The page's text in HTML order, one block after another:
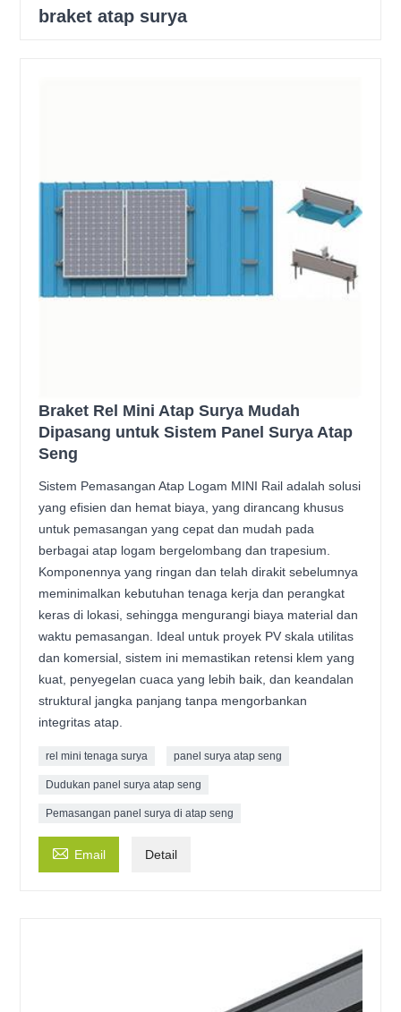
braket atap surya
Braket Rel Mini Atap Surya Mudah
Dipasang untuk Sistem Panel Surya Atap
Seng
Sistem Pemasangan Atap Logam MINI Rail adalah solusi
yang efisien dan hemat biaya, yang dirancang khusus
untuk pemasangan yang cepat dan mudah pada
berbagai atap logam bergelombang dan trapesium.
Komponennya yang ringan dan telah dirakit sebelumnya
meminimalkan kebutuhan tenaga kerja dan perangkat
keras di lokasi, sehingga mengurangi biaya material dan
waktu pemasangan. Ideal untuk proyek PV skala utilitas
dan komersial, sistem ini memastikan retensi klem yang
kuat, penyegelan cuaca yang lebih baik, dan keandalan
struktural jangka panjang tanpa mengorbankan
integritas atap.
rel mini tenaga surya panel surya atap seng
Dudukan panel surya atap seng
Pemasangan panel surya di atap seng
 Email Detail